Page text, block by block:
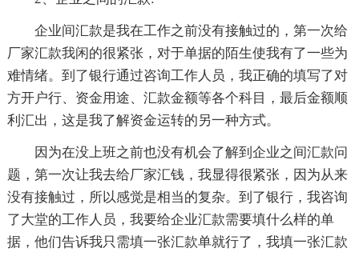
企业间汇款是我在工作之前没有接触过的，第一次给
厂家汇款我闲的很紧张，对于单据的陌生使我有了一些为
难情绪。到了银行通过咨询工作人员，我正确的填写了对
方开户行、资金用途、汇款金额等各个科目，最后金额顺
利汇出，这是我了解资金运转的另一种方式。
因为在没上班之前也没有机会了解到企业之间汇款问
题，第一次让我去给厂家汇钱，我显得很紧张，因为从来
没有接触过，所以感觉是相当的复杂。到了银行，我咨询
了大堂的工作人员，我要给企业汇款需要填什么样的单
据，他们告诉我只需填一张汇款单就行了，我填一张汇款